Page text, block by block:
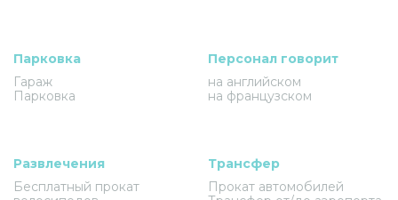
Парковка
Гараж
Парковка
Персонал говорит
на английском
на французском
Развлечения
Бесплатный прокат
Трансфер
Прокат автомобилей